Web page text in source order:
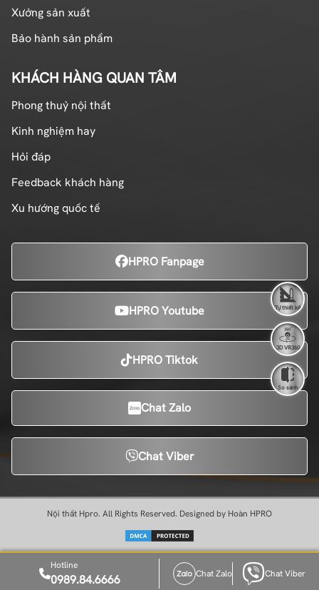
Xưởng sản xuất
Bảo hành sản phẩm
KHÁCH HÀNG QUAN TÂM
Phong thuỷ nội thất
Kinh nghiệm hay
Hỏi đáp
Feedback khách hàng
Xu hướng quốc tế
HPRO Fanpage
HPRO Youtube
HPRO Tiktok
Chat Zalo
Chat Viber
Nội thất Hpro. All Rights Reserved. Designed by Hoàn HPRO
Hotline
0989.84.6666 Chat Zalo Chat Viber
Tự thiết kế
3D VR360
So sánh